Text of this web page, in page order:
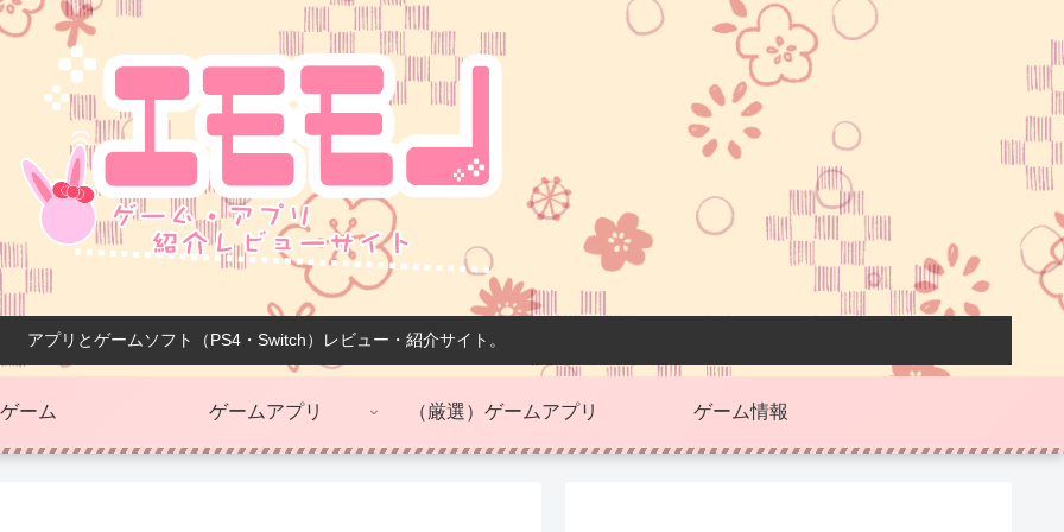
アプリとゲームソフト（PS4・Switch）レビュー・紹介サイト。
ゲーム ゲームアプリ （厳選）ゲームアプリ ゲーム情報